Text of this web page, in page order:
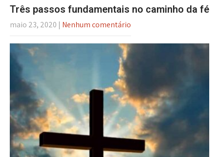
Três passos fundamentais no caminho da fé
maio 23, 2020 | Nenhum comentário